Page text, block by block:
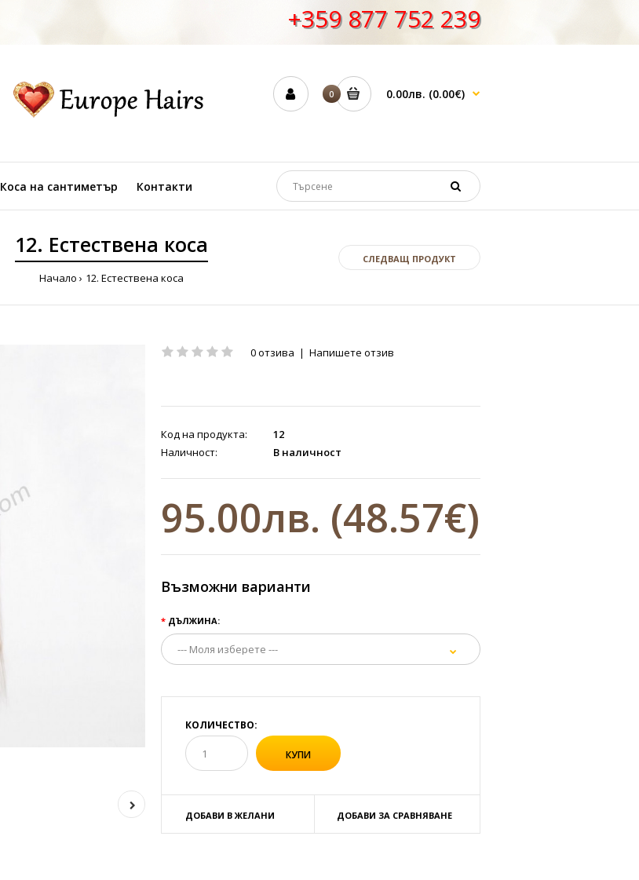
+359 877 752 239
0 0.00лв. (0.00€)
Коса на сантиметър Контакти
12. Естествена коса
Начало 12. Естествена коса
СЛЕДВАЩ ПРОДУКТ
0 отзива |Напишете отзив
Код на продукта:
12
Наличност:
В наличност
95.00лв. (48.57€)
Възможни варианти
ДЪЛЖИНА:
КОЛИЧЕСТВО:
ДОБАВИ В ЖЕЛАНИ ДОБАВИ ЗА СРАВНЯВАНЕ